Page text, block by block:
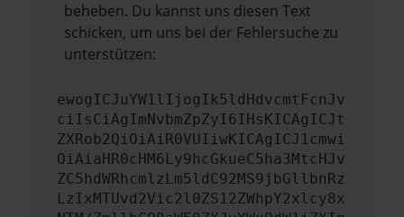
beheben. Du kannst uns diesen Text
schicken, um uns bei der Fehlersuche zu
unterstützen:
ewogICJuYW1lIjogIk5ldHdvcmtFcnJv
ciIsCiAgImNvbmZpZyI6IHsKICAgICJt
ZXRob2QiOiAiR0VUIiwKICAgICJ1cmwi
OiAiaHR0cHM6Ly9hcGkueC5ha3MtcHJv
ZC5hdWRhcmlzLm5ldC92MS9jbGllbnRz
LzIxMTUvd2Vic2l0ZS12ZWhpY2xlcy8x